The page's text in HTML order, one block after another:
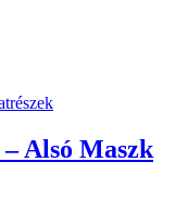
Alsó Maszk